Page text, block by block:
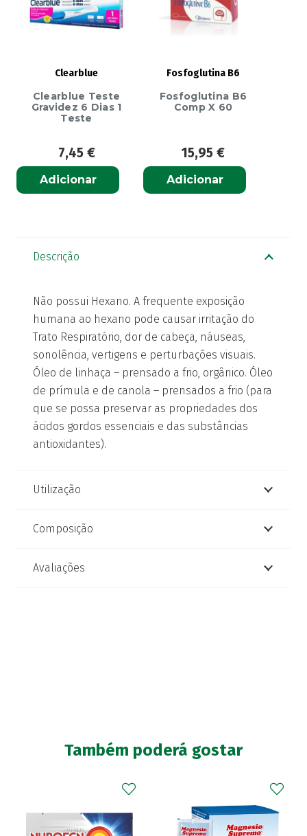
Clearblue
Clearblue Teste
Gravidez 6 Dias 1
Teste
7,45 €
Adicionar
Fosfoglutina B6
Fosfoglutina B6
Comp X 60
15,95 €
Adicionar
Descrição
Não possui Hexano. A frequente exposição
humana ao hexano pode causar irritação do
Trato Respiratório, dor de cabeça, náuseas,
sonolência, vertigens e perturbações visuais.
Óleo de linhaça – prensado a frio, orgânico. Óleo
de prímula e de canola – prensados a frio (para
que se possa preservar as propriedades dos
ácidos gordos essenciais e das substâncias
antioxidantes).
Utilização
Composição
Avaliações
Também poderá gostar